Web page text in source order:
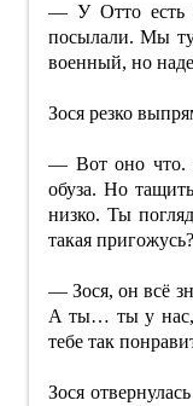
— У Отто есть
посылали. Мы
военный, но
Зося резко
— Вот оно что.
обуза. Но
низко. Ты
такая пригожусь?
— Зося, он всё
А ты… ты у нас,
тебе так
Зося